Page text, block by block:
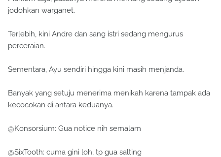
jodohkan warganet.
Terlebih, kini Andre dan sang istri sedang mengurus
perceraian.
Sementara, Ayu sendiri hingga kini masih menjanda.
Banyak yang setuju menerima menikah karena tampak ada
kecocokan di antara keduanya.
@Konsorsium: Gua notice nih semalam
@SixTooth: cuma gini loh, tp gua salting